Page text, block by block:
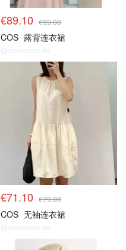
€89.10 €99.00
COS 露背连衣裙
@dealmoon.de
€71.10 €79.00
COS 无袖连衣裙
@dealmoon.de